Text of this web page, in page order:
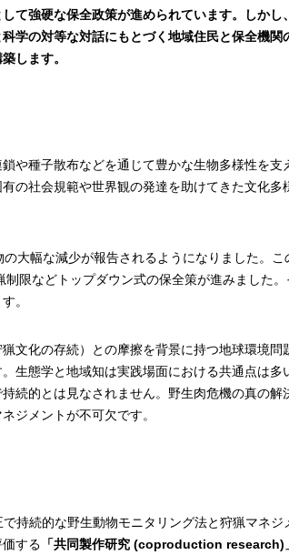
て強硬な保全政策が進められています。しかし
学の対等な対話にもとづく地域住民と保全機関
します。
や種子散布などを通じて豊かな生物多様性を支
社会規範や世界観の発達を助けてきた文化多
大幅な減少が報告されるようになりました。こ
限などトップダウン式の保全策が進みました
。
文化の存続）との摩擦を背景に持つ地球環境問
生態学と地域知は実践場面における共通点は多
続的とは見なされません。野生肉危機の真の解
ジメントが不可欠です。
持続的な野生動物モニタリング法と狩猟マネジ
する 「共同製作研究 (coproduction research)